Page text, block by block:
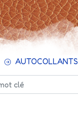
AUTOCOLLANTS